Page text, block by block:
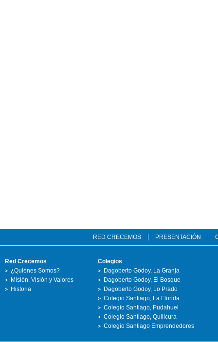
RED CRECEMOS PRESENTACIÓN
Red Crecemos
¿Quiénes Somos?
Misión, Visión y Valores
Historia
Colegios
Dagoberto Godoy, La Granja
Dagoberto Godoy, El Bosque
Dagoberto Godoy, Lo Prado
Colegio Santiago, La Florida
Colegio Santiago, Pudahuel
Colegio Santiago, Quilicura
Colegio Santiago Emprendedores